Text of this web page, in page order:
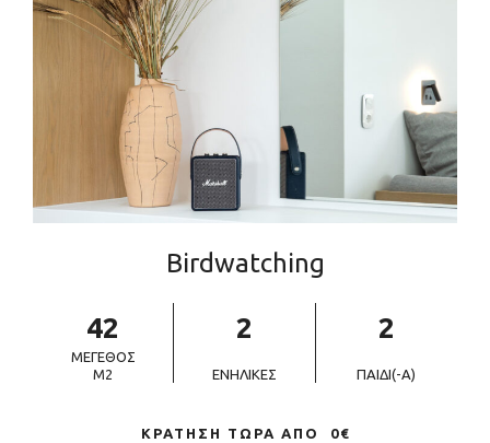
Birdwatching
42
ΜΈΓΕΘΟΣ
M2
2
ΕΝΉΛΙΚΕΣ
2
ΠΑΙΔΊ(-Ά)
ΚΡΆΤΗΣΗ ΤΏΡΑ ΑΠΌ 0€